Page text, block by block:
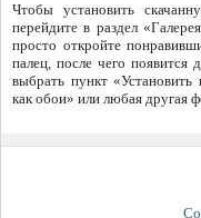
Чтобы установить
перейдите в раздел
просто откройте
палец, после чего
выбрать пункт «Установить
как обои» или любая другая